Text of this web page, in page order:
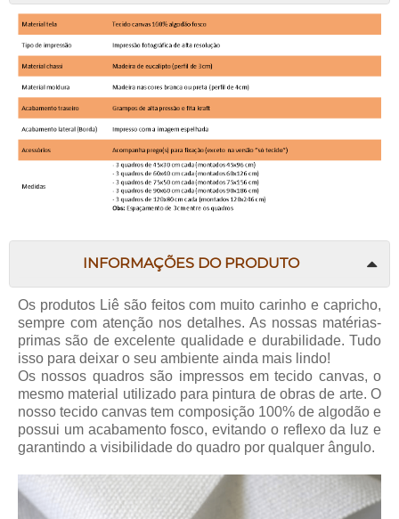
INFORMAÇÕES DO PRODUTO
Os produtos Liêsão feitos com muito carinho e capricho,
sempre com atenção nos detalhes. As nossas matérias-
primas são de excelente qualidade e durabilidade. Tudo
isso para deixar o seu ambiente ainda mais lindo!
Os nossos quadros são impressos em tecido canvas, o
mesmo material utilizado para pintura de obras de arte. O
nosso tecido canvas tem composição 100% de algodão e
possui um acabamento fosco, evitando o reflexo da luz e
garantindo a visibilidade do quadro por qualquer ângulo.